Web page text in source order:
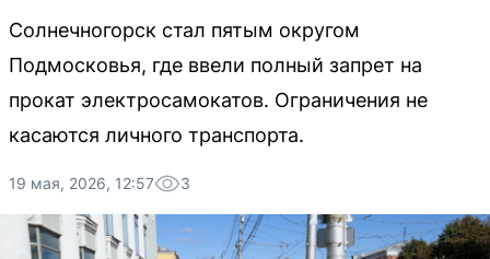
Солнечногорск стал пятым округом
Подмосковья, где ввели полный запрет на
прокат электросамокатов. Ограничения не
касаются личного транспорта.
19 мая, 2026, 12:57 3